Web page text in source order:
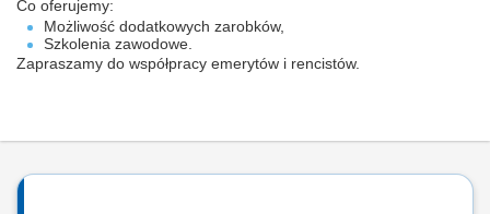
Co oferujemy:
Możliwość dodatkowych zarobków,
Szkolenia zawodowe.
Zapraszamy do współpracy emerytów i rencistów.